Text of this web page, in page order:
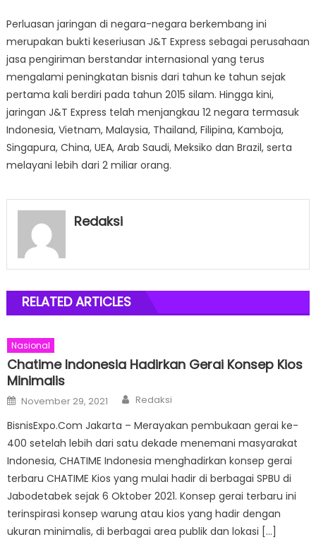
Perluasan jaringan di negara-negara berkembang ini
merupakan bukti keseriusan J&T Express sebagai perusahaan
jasa pengiriman berstandar internasional yang terus
mengalami peningkatan bisnis dari tahun ke tahun sejak
pertama kali berdiri pada tahun 2015 silam. Hingga kini,
jaringan J&T Express telah menjangkau 12 negara termasuk
Indonesia, Vietnam, Malaysia, Thailand, Filipina, Kamboja,
Singapura, China, UEA, Arab Saudi, Meksiko dan Brazil, serta
melayani lebih dari 2 miliar orang.
Redaksi
RELATED ARTICLES
Nasional
Chatime Indonesia Hadirkan Gerai Konsep Kios
Minimalis
Posted
on
November 29, 2021 Author
Redaksi
BisnisExpo.Com Jakarta – Merayakan pembukaan gerai ke-
400 setelah lebih dari satu dekade menemani masyarakat
Indonesia, CHATIME Indonesia menghadirkan konsep gerai
terbaru CHATIME Kios yang mulai hadir di berbagai SPBU di
Jabodetabek sejak 6 Oktober 2021. Konsep gerai terbaru ini
terinspirasi konsep warung atau kios yang hadir dengan
ukuran minimalis, di berbagai area publik dan lokasi […]